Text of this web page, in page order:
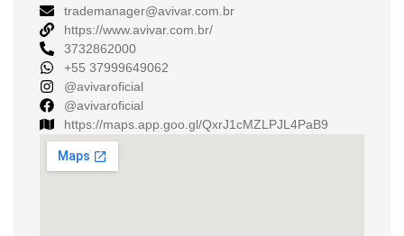
trademanager@avivar.com.br
https://www.avivar.com.br/
3732862000
+55 37999649062
@avivaroficial
@avivaroficial
https://maps.app.goo.gl/QxrJ1cMZLPJL4PaB9